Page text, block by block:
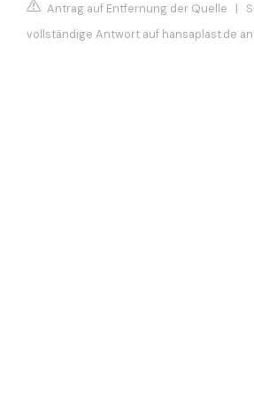
Antrag auf Entfernung der Quelle |
vollständige Antwort auf hansaplast.de an